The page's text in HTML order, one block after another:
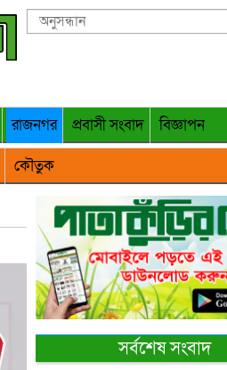
রাজনগর প্রবাসী সংবাদ
বিজ্ঞাপন
কৌতুক
সর্বশেষ সংবাদ